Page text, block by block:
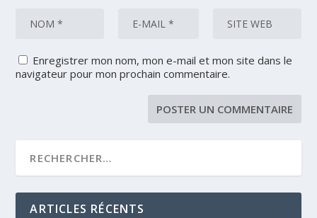
Enregistrer mon nom, mon e-mail et mon site dans le
navigateur pour mon prochain commentaire.
ARTICLES RÉCENTS